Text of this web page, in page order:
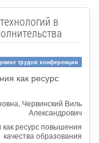
в
трудов конференции
как ресурс
Червинский Виль
Александрович
ресурс повышения
качества образования